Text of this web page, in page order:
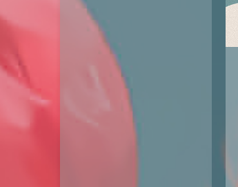
动态
微淘云网络
Xiongan图床
若海技术博客